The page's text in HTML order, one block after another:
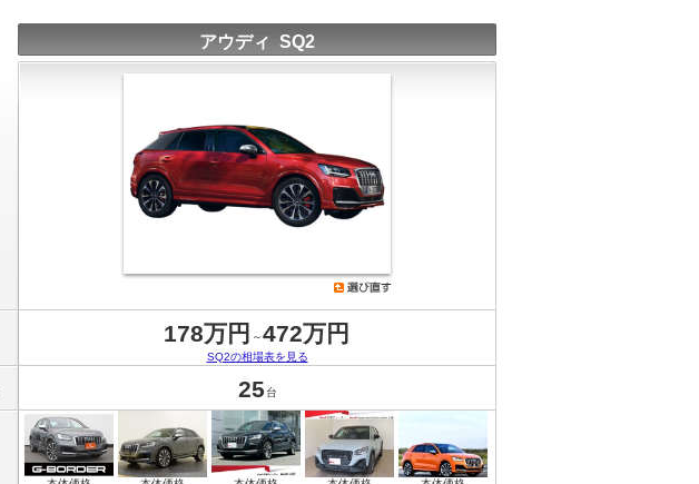
アウディ SQ2
178万円 ～472万円
SQ2の相場表を見る
25 台